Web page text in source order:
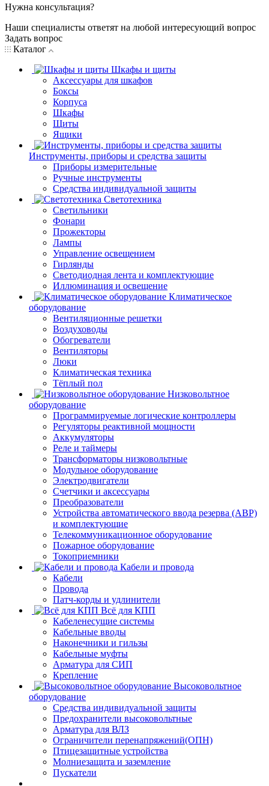
Нужна консультация?
Наши специалисты ответят на любой интересующий вопрос
Задать вопрос
Каталог
Шкафы и щиты
Аксессуары для шкафов
Боксы
Корпуса
Шкафы
Щиты
Ящики
Инструменты, приборы и средства защиты
Приборы измерительные
Ручные инструменты
Средства индивидуальной защиты
Светотехника
Светильники
Фонари
Прожекторы
Лампы
Управление освещением
Гирлянды
Светодиодная лента и комплектующие
Иллюминация и освещение
Климатическое
оборудование
Вентиляционные решетки
Воздуховоды
Обогреватели
Вентиляторы
Люки
Климатическая техника
Тёплый пол
Низковольтное
оборудование
Программируемые логические контроллеры
Регуляторы реактивной мощности
Аккумуляторы
Реле и таймеры
Трансформаторы низковольтные
Модульное оборудование
Электродвигатели
Счетчики и аксессуары
Преобразователи
Устройства автоматического ввода резерва (АВР)
и комплектующие
Телекоммуникационное оборудование
Пожарное оборудование
Токоприемники
Кабели и провода
Кабели
Провода
Патч-корды и удлинители
Всё для КПП
Кабеленесущие системы
Кабельные вводы
Наконечники и гильзы
Кабельные муфты
Арматура для СИП
Крепление
Высоковольтное
оборудование
Средства индивидуальной защиты
Предохранители высоковольтные
Арматура для ВЛЗ
Ограничители перенапряжений(ОПН)
Птицезащитные устройства
Молниезащита и заземление
Пускатели